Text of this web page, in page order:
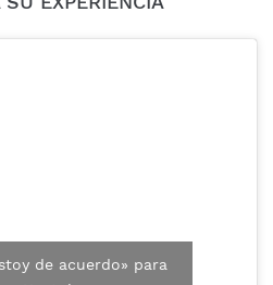
de acuerdo» para